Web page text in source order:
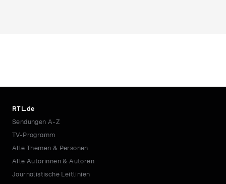
RTL.de
Sendungen A-Z
TV-Programm
Alle Themen & Personen
Alle Autorinnen & Autoren
Journalistische Leitlinien